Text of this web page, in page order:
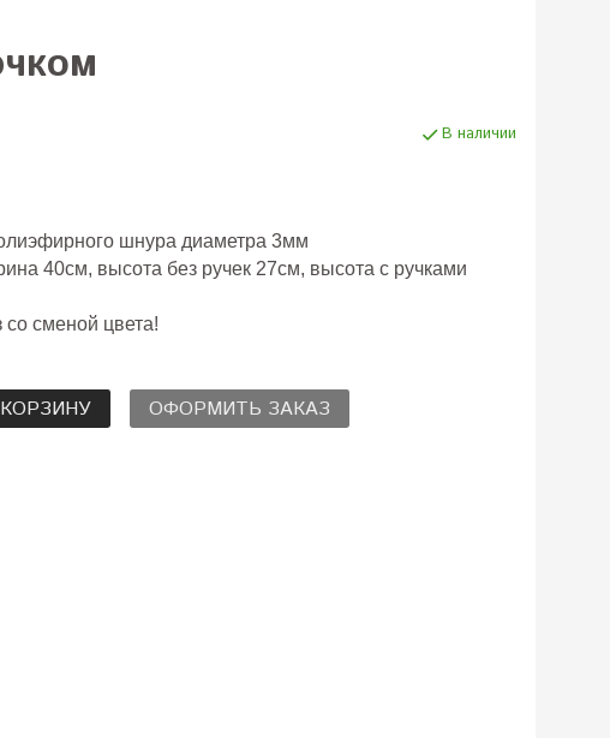
В наличии
шнура диаметра 3мм
40см, высота без ручек 27см, высота с ручками
сменой цвета!
ОФОРМИТЬ ЗАКАЗ